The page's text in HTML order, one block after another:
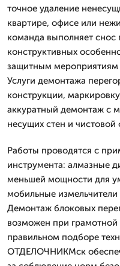
точное удаление
квартире, офисе или
команда выполняет снос
конструктивных
защитным мероприятиям
Услуги демонтажа
конструкции,
аккуратный демонтаж с
несущих стен и чистовой
Работы проводятся с
инструмента: алмазные
меньшей мощности для
мобильные
Демонтаж блоковых
возможен при грамотной
правильном подборе
ОТДЕЛОЧНИКМск